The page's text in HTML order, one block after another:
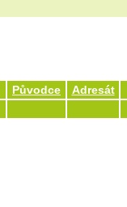
Původce Adresát